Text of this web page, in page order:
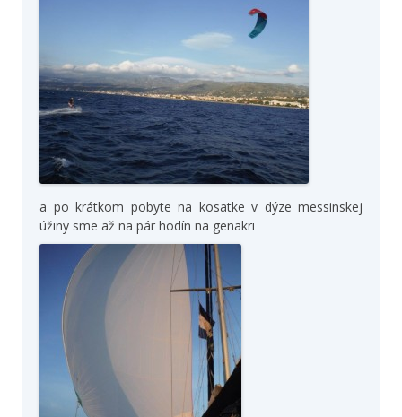
a po krátkom pobyte na kosatke v dýze messinskej
úžiny sme až na pár hodín na genakri